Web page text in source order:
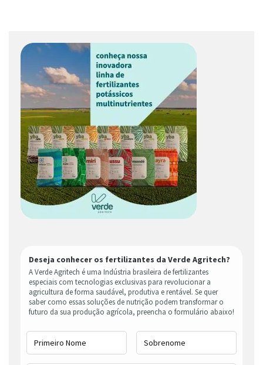
Deseja conhecer os fertilizantes da Verde Agritech?
A Verde Agritech é uma Indústria brasileira de fertilizantes
especiais com tecnologias exclusivas para revolucionar a
agricultura de forma saudável, produtiva e rentável. Se quer
saber como essas soluções de nutrição podem transformar o
futuro da sua produção agrícola, preencha o formulário abaixo!